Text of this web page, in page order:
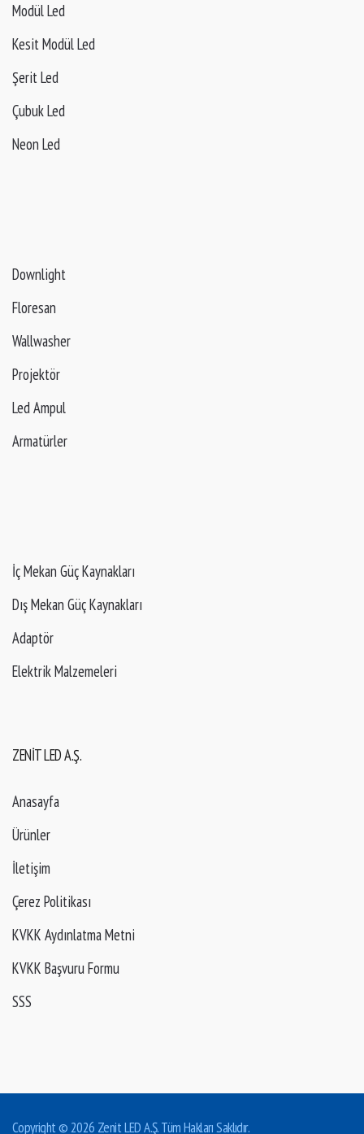
Modül Led
Kesit Modül Led
Şerit Led
Çubuk Led
Neon Led
Downlight
Floresan
Wallwasher
Projektör
Led Ampul
Armatürler
İç Mekan Güç Kaynakları
Dış Mekan Güç Kaynakları
Adaptör
Elektrik Malzemeleri
ZENIT LED A.Ş.
Anasayfa
Ürünler
İletişim
Çerez Politikası
KVKK Aydınlatma Metni
KVKK Başvuru Formu
SSS
Copyright © 2026 Zenit LED A.Ş. Tüm Hakları Saklıdır.